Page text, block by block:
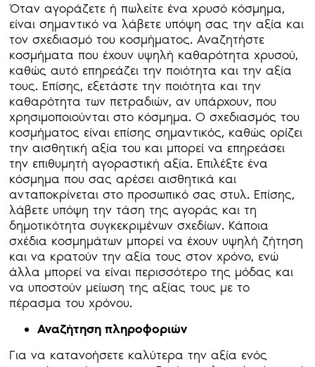
Όταν αγοράζετε ή πωλείτε ένα χρυσό κόσμημα,
είναι σημαντικό να λάβετε υπόψη σας την αξία και
τον σχεδιασμό του κοσμήματος. Αναζητήστε
κοσμήματα που έχουν υψηλή καθαρότητα χρυσού,
καθώς αυτό επηρεάζει την ποιότητα και την αξία
τους. Επίσης, εξετάστε την ποιότητα και την
καθαρότητα των πετραδιών, αν υπάρχουν, που
χρησιμοποιούνται στο κόσμημα. Ο σχεδιασμός του
κοσμήματος είναι επίσης σημαντικός, καθώς ορίζει
την αισθητική αξία του και μπορεί να επηρεάσει
την επιθυμητή αγοραστική αξία. Επιλέξτε ένα
κόσμημα που σας αρέσει αισθητικά και
ανταποκρίνεται στο προσωπικό σας στυλ. Επίσης,
λάβετε υπόψη την τάση της αγοράς και τη
δημοτικότητα συγκεκριμένων σχεδίων. Κάποια
σχέδια κοσμημάτων μπορεί να έχουν υψηλή ζήτηση
και να κρατούν την αξία τους στον χρόνο, ενώ
άλλα μπορεί να είναι περισσότερο της μόδας και
να υποστούν μείωση της αξίας τους με το
πέρασμα του χρόνου.
Αναζήτηση πληροφοριών
Για να κατανοήσετε καλύτερα την αξία ενός